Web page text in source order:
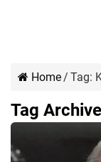
Home/ Tag:
Tag